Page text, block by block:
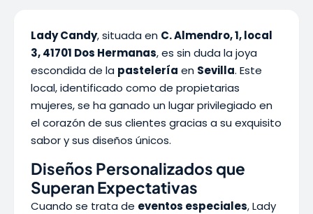
Lady Candy, situada en C. Almendro, 1, local
3, 41701 Dos Hermanas, es sin duda la joya
escondida de la pastelería en Sevilla. Este
local, identificado como de propietarias
mujeres, se ha ganado un lugar privilegiado en
el corazón de sus clientes gracias a su exquisito
sabor y sus diseños únicos.
Diseños Personalizados que
Superan Expectativas
Cuando se trata de eventos especiales, Lady